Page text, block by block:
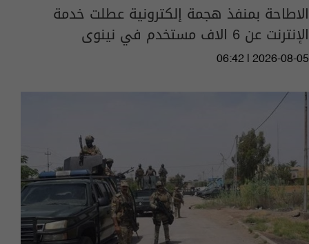
الاطاحة بمنفذ هجمة إلكترونية عطلت خدمة
الإنترنت عن 6 الاف مستخدم في نينوى
06:42 | 2026-08-05